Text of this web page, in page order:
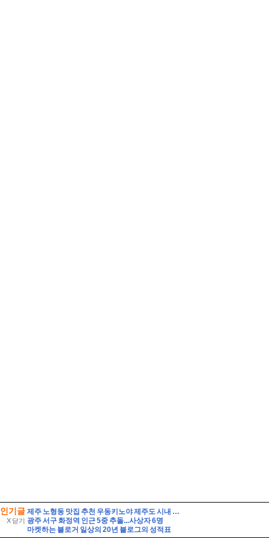
인기글
X 닫기
제주 노형동 맛집 추천 우동키노야 제주도 시내 우동 맛집
광주 서구 화정역 인근 5중 추돌...사상자 6명
마켓하는 블로거 일상의 20년 블로그의 성적표